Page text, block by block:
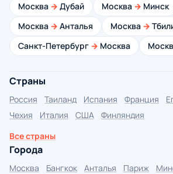
Москва → Дубай Москва → Минск
Москва → Анталья Москва →
Санкт-Петербург → Москва
Страны
Россия Таиланд Испания Франция
Чехия
Италия США
Финляндия
Все страны
Города
Москва Бангкок Анталья Париж